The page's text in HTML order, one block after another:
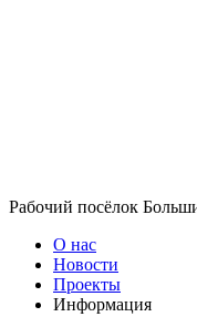
Рабочий посёлок
О нас
Новости
Проекты
Информация